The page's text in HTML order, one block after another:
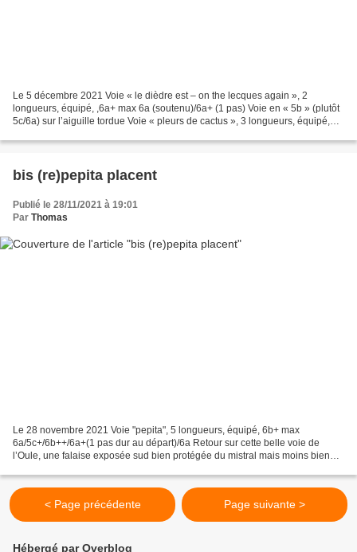
Le 5 décembre 2021 Voie « le dièdre est – on the lecques again », 2
longueurs, équipé, ,6a+ max 6a (soutenu)/6a+ (1 pas) Voie en « 5b » (plutôt
5c/6a) sur l’aiguille tordue Voie « pleurs de cactus », 3 longueurs, équipé,
bis (re)pepita placent
Publié le 28/11/2021 à 19:01
Par Thomas
Le 28 novembre 2021 Voie "pepita", 5 longueurs, équipé, 6b+ max
6a/5c+/6b++/6a+(1 pas dur au départ)/6a Retour sur cette belle voie de
l’Oule, une falaise exposée sud bien protégée du mistral mais moins bien
< Page précédente Page suivante >
Hébergé par Overblog